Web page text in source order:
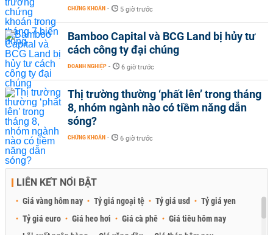
CHỨNG KHOÁN - 5 giờ trước
Bamboo Capital và BCG Land bị hủy tư
cách công ty đại chúng
DOANH NGHIỆP - 6 giờ trước
Thị trường thường ‘phất lên’ trong tháng
8, nhóm ngành nào có tiềm năng dẫn
sóng?
CHỨNG KHOÁN - 6 giờ trước
LIÊN KẾT NỔI BẬT
Giá vàng hôm nay Tỷ giá ngoại tệ Tỷ giá usd
Tỷ giá yen
Tỷ giá euro
Giá heo hơi Giá cà phê
Giá tiêu hôm nay